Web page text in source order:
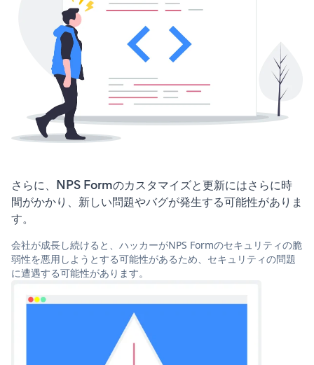
さらに、NPS Formのカスタマイズと更新にはさらに時
間がかかり、新しい問題やバグが発生する可能性がありま
す。
会社が成長し続けると、ハッカーがNPS Formのセキュリティの脆
弱性を悪用しようとする可能性があるため、セキュリティの問題
に遭遇する可能性があります。